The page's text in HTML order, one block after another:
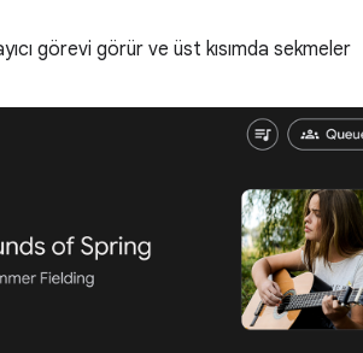
görevi görür ve üst kısımda sekmeler